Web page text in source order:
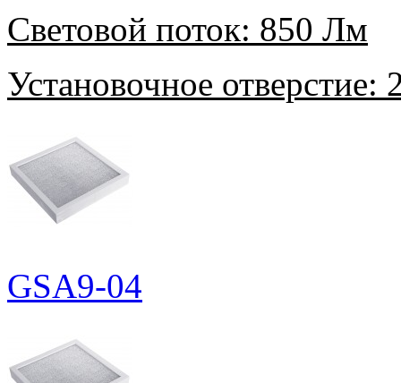
Световой поток: 850 Лм
Установочное отверстие:
GSA9-04